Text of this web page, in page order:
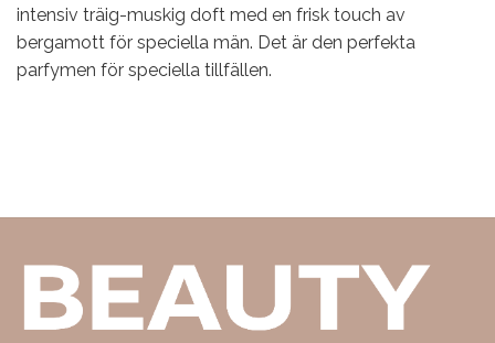
intensiv träig-muskig doft med en frisk touch av
bergamott för speciella män. Det är den perfekta
parfymen för speciella tillfällen.